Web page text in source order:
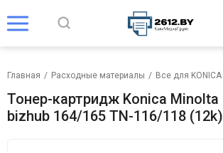
Главная / Расходные материалы / Все для KONICA
Тонер-картридж Konica Minolta
bizhub 164/165 TN-116/118 (12k)